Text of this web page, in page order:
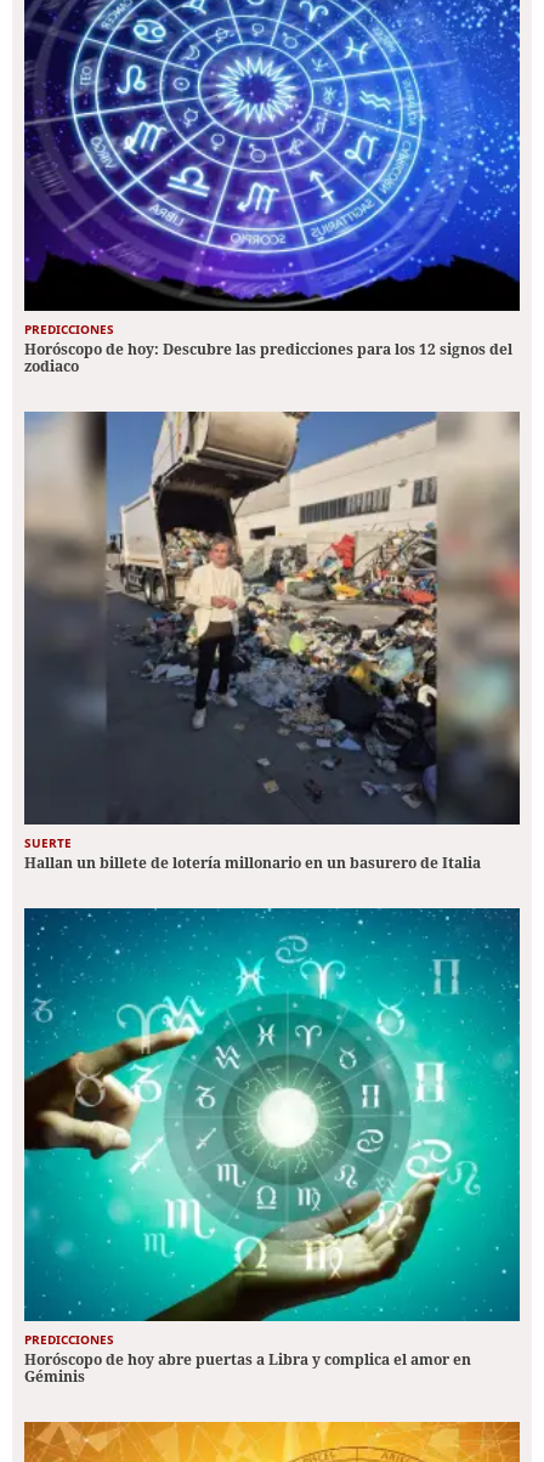
PREDICCIONES
Horóscopo de hoy: Descubre las predicciones para los 12 signos del
zodiaco
SUERTE
Hallan un billete de lotería millonario en un basurero de Italia
PREDICCIONES
Horóscopo de hoy abre puertas a Libra y complica el amor en
Géminis